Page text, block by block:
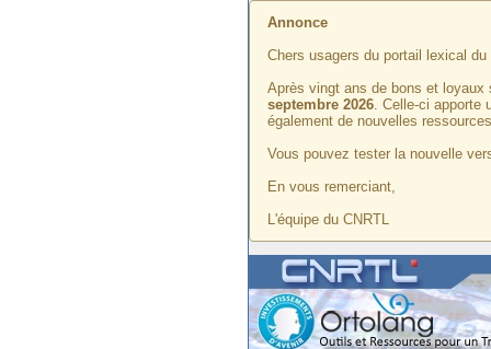
Annonce
Chers usagers du portail lexical du
Après vingt ans de bons et loyaux
septembre 2026. Celle-ci apporte
également de nouvelles
Vous pouvez tester la nouvelle
En vous remerciant,
L'équipe du CNRTL